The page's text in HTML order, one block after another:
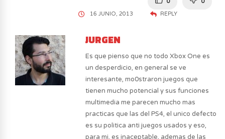
0
0
16 JUNIO, 2013
REPLY
JURGEN
Es que pienso que no todo Xbox One es
un desperdicio, en general se ve
interesante, mo0straron juegos que
tienen mucho potencial y sus funciones
multimedia me parecen mucho mas
practicas que las del PS4, el unico defecto
es su politica anti juegos usados y eso,
para mi, es inaceptable, ademas de las